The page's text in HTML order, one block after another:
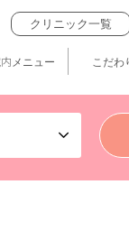
クリニック一覧
メニュー こだわ